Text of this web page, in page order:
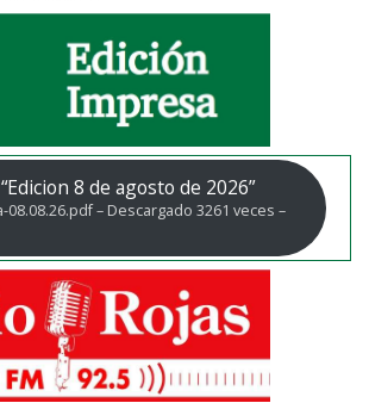
8 de agosto de 2026”
08.08.26.pdf – Descargado 3261 veces –